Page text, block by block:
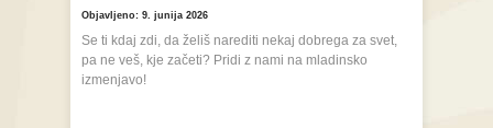
Objavljeno: 9. junija 2026
Se ti kdaj zdi, da želiš narediti nekaj dobrega za svet,
pa ne veš, kje začeti? Pridi z nami na mladinsko
izmenjavo!